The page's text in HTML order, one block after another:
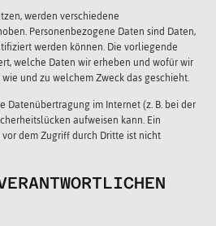
werden verschiedene
Personenbezogene Daten sind Daten,
werden können. Die vorliegende
welche Daten wir erheben und wofür wir
und zu welchem Zweck das geschieht.
Datenübertragung im Internet (z. B. bei der
aufweisen kann. Ein
dem Zugriff durch Dritte ist nicht